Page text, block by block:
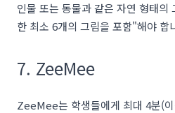
인물 또는 동물과 같은 자연 형태의
한 최소 6개의 그림을 포함"해야 합
7. ZeeMee
ZeeMee는 학생들에게 최대 4분(